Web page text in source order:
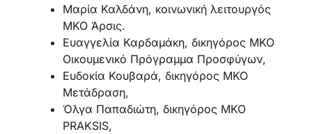
Μαρία Καλδάνη, κοινωνική λειτουργός
ΜΚΟ Άρσις.
Ευαγγελία Καρδαμάκη, δικηγόρος ΜΚΟ
Οικουμενικό Πρόγραμμα Προσφύγων,
Ευδοκία Κουβαρά, δικηγόρος ΜΚΟ
Μετάδραση,
Όλγα Παπαδιώτη, δικηγόρος ΜΚΟ
PRAKSIS,